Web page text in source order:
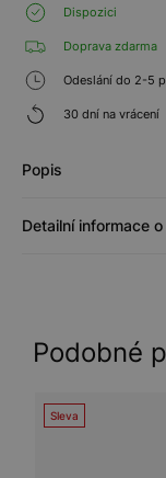
Dispozici
Doprava zdarma
Odeslání do 2-5
30 dní na vrácení
Popis
Detailní informace
Podobné
Sleva